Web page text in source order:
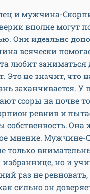
и мужчина-
вполне могут
Они идеально
всячески
любит заниматься
Это не значит, что
заканчивается. У
ссоры на почве
ревнив и
собственность. Она
мнение. Мужчине-
только
но и
раз не ревновать,
сильно он